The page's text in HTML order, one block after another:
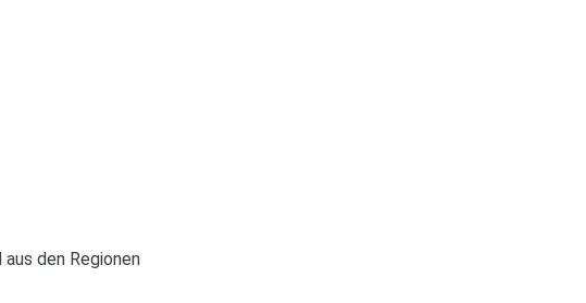
den Regionen